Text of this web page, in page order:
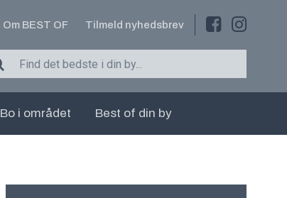
Om BEST OF Tilmeld nyhedsbrev
Bo i området Best of din by